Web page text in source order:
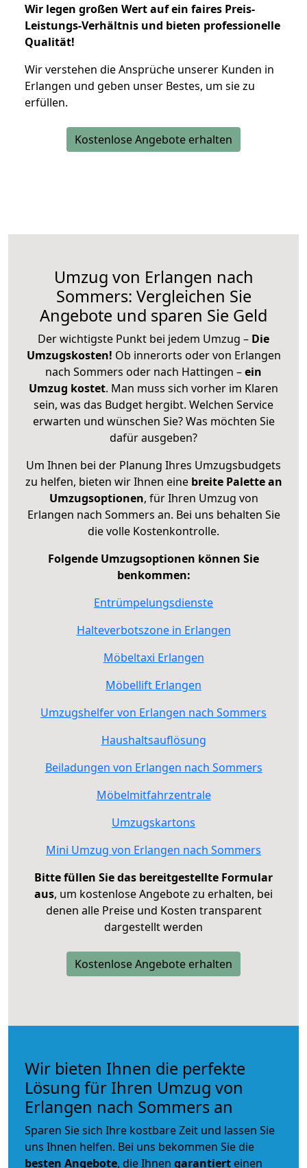
Wir legen großen Wert auf ein faires Preis-
Leistungs-Verhältnis und bieten professionelle
Qualität!
Wir verstehen die Ansprüche unserer Kunden in
Erlangen und geben unser Bestes, um sie zu
erfüllen.
Kostenlose Angebote erhalten
Umzug von Erlangen nach
Sommers: Vergleichen Sie
Angebote und sparen Sie Geld
Der wichtigste Punkt bei jedem Umzug – Die
Umzugskosten! Ob innerorts oder von Erlangen
nach Sommers oder nach Hattingen –ein
Umzug kostet. Man muss sich vorher im Klaren
sein, was das Budget hergibt. Welchen Service
erwarten und wünschen Sie? Was möchten Sie
dafür ausgeben?
Um Ihnen bei der Planung Ihres Umzugsbudgets
zu helfen, bieten wir Ihnen eine breite Palette an
Umzugsoptionen, für Ihren Umzug von
Erlangen nach Sommers an. Bei uns behalten Sie
die volle Kostenkontrolle.
Folgende Umzugsoptionen können Sie
benkommen:
Entrümpelungsdienste
Halteverbotszone in Erlangen
Möbeltaxi Erlangen
Möbellift Erlangen
Umzugshelfer von Erlangen nach Sommers
Haushaltsauflösung
Beiladungen von Erlangen nach Sommers
Möbelmitfahrzentrale
Umzugskartons
Mini Umzug von Erlangen nach Sommers
Bitte füllen Sie das bereitgestellte Formular
aus, um kostenlose Angebote zu erhalten, bei
denen alle Preise und Kosten transparent
dargestellt werden
Kostenlose Angebote erhalten
Wir bieten Ihnen die perfekte
Lösung für Ihren Umzug von
Erlangen nach Sommers an
Sparen Sie sich Ihre kostbare Zeit und lassen Sie
uns Ihnen helfen. Bei uns bekommen Sie die
besten Angebote, die Ihnen garantiert einen